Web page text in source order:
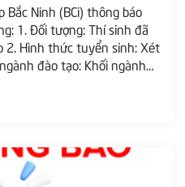
Bắc Ninh (BCi) thông báo
đã
nghệ Ô tô, Cắt gọt kim